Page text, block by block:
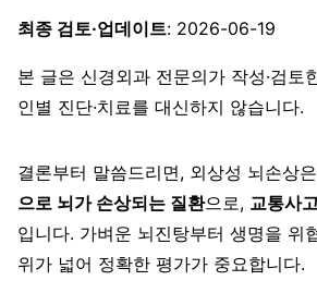
최종 검토·업데이트: 2026-06-19
본 글은 신경외과 전문의가 작성·검토
인별 진단·치료를 대신하지 않습니다.
결론부터 말씀드리면, 외상성 뇌손상은
으로 뇌가 손상되는 질환으로, 교통사
입니다. 가벼운 뇌진탕부터 생명을 위
위가 넓어 정확한 평가가 중요합니다.